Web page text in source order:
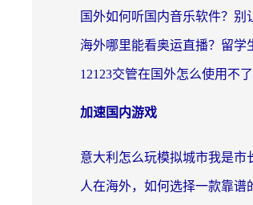
加速国内游戏